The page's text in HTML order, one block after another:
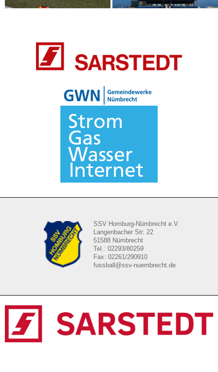
SSV Homburg-Nümbrecht e.V.
Langenbacher Str. 22
51588 Nümbrecht
Tel.: 02293/80259
Fax: 02261/290910
fussball@ssv-nuembrecht.de